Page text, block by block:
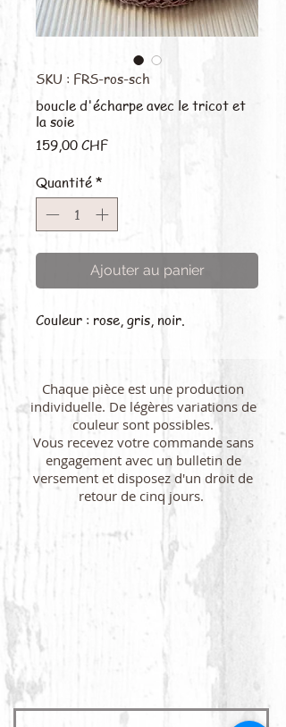
SKU : FRS-ros-sch
boucle d'écharpe avec le tricot et
la soie
159,00 CHFPrix
Quantité *
Ajouter au panier
Couleur : rose, gris, noir.
Chaque pièce est une production
individuelle. De légères variations de
couleur sont possibles.
Vous recevez votre commande sans
engagement avec un bulletin de
versement et disposez d'un droit de
retour de cinq jours.